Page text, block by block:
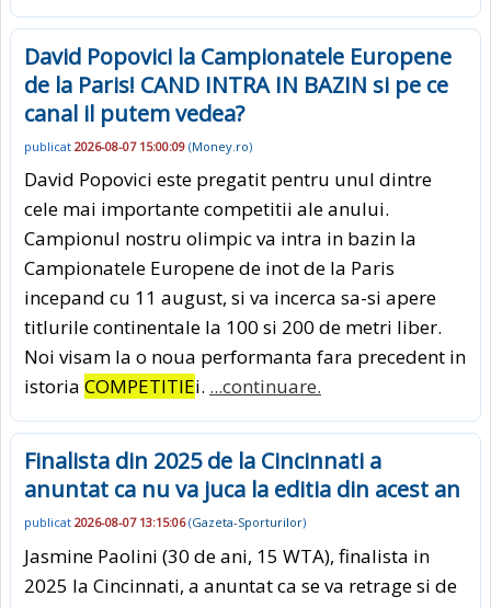
David Popovici la Campionatele Europene
de la Paris! CAND INTRA IN BAZIN si pe ce
canal il putem vedea?
publicat 2026-08-07 15:00:09 (Money.ro)
David Popovici este pregatit pentru unul dintre
cele mai importante competitii ale anului.
Campionul nostru olimpic va intra in bazin la
Campionatele Europene de inot de la Paris
incepand cu 11 august, si va incerca sa-si apere
titlurile continentale la 100 si 200 de metri liber.
Noi visam la o noua performanta fara precedent in
istoria COMPETITIEi. ...continuare.
Finalista din 2025 de la Cincinnati a
anuntat ca nu va juca la editia din acest an
publicat 2026-08-07 13:15:06(Gazeta-Sporturilor)
Jasmine Paolini (30 de ani, 15 WTA), finalista in
2025 la Cincinnati, a anuntat ca se va retrage si de